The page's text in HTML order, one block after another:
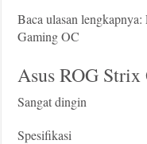
Baca ulasan
Gaming OC
Asus ROG
Sangat dingin
Spesifikasi